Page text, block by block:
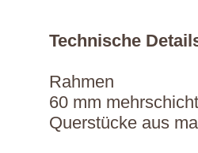
Technische
Rahmen
60 mm
Querstücke aus